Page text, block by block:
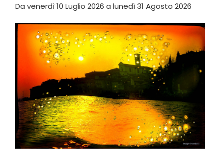
Da venerdì 10 Luglio 2026 a lunedì 31 Agosto 2026